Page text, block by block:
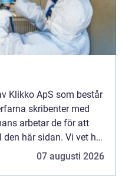
Klikko ApS som består
skribenter med
arbetar de för att
här sidan. Vi vet hur
och genomgå en
07 augusti 2026